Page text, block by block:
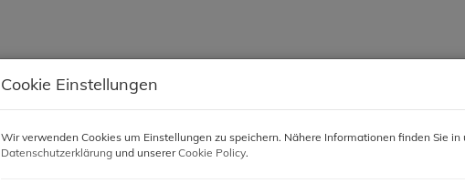
Cookie Einstellungen
Wir verwenden Cookies um Einstellungen zu speichern. Nähere Informationen finden Sie in
Datenschutzerklärung und unsererCookie Policy.